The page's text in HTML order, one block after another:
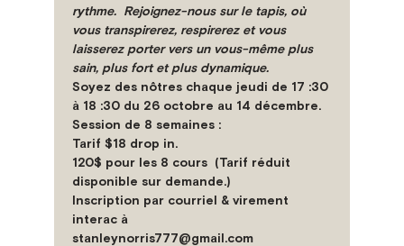
rythme.  Rejoignez-nous sur le tapis, où
vous transpirerez, respirerez et vous
laisserez porter vers un vous-même plus
sain, plus fort et plus dynamique.
Soyez des nôtres chaque jeudi de 17 :30
à 18 :30 du 26 octobre au 14 décembre.
Session de 8 semaines :
Tarif $18 drop in.
120$ pour les 8 cours  (Tarif réduit
disponible sur demande.)
Inscription par courriel & virement
interac à
stanleynorris777@gmail.com